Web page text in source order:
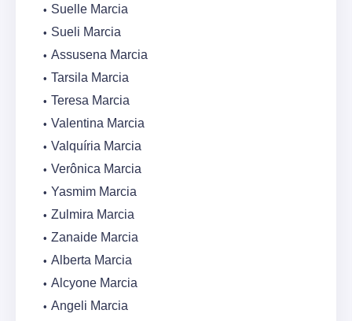
Suelle Marcia
Sueli Marcia
Assusena Marcia
Tarsila Marcia
Teresa Marcia
Valentina Marcia
Valquíria Marcia
Verônica Marcia
Yasmim Marcia
Zulmira Marcia
Zanaide Marcia
Alberta Marcia
Alcyone Marcia
Angeli Marcia